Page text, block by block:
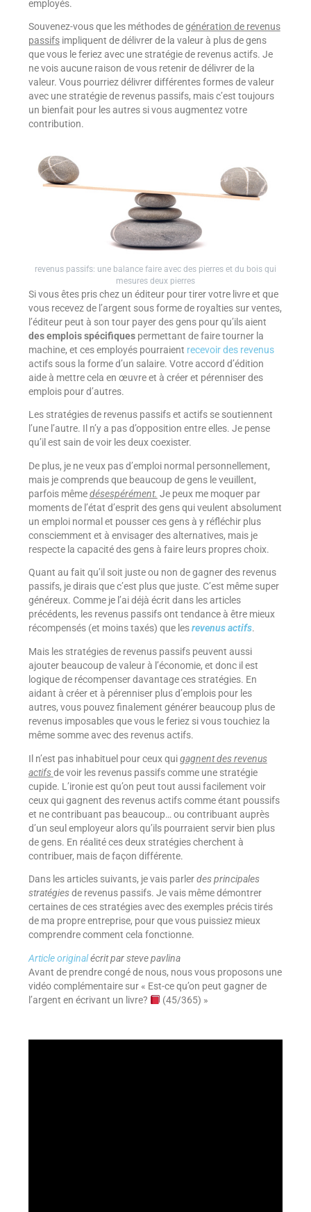
employés.
Souvenez-vous que les méthodes degénération de revenus
passifsimpliquent de délivrer de la valeur à plus de gens
que vous le feriez avec une stratégie de revenus actifs. Je
ne vois aucune raison de vous retenir de délivrer de la
valeur. Vous pourriez délivrer différentes formes de valeur
avec une stratégie de revenus passifs, mais c’est toujours
un bienfait pour les autres si vous augmentez votre
contribution.
revenus passifs: une balance faire avec des pierres et du bois qui
mesures deux pierres
Si vous êtes pris chez un éditeur pour tirer votre livre et que
vous recevez de l’argent sous forme de royalties sur ventes,
l’éditeur peut à son tour payer des gens pour qu’ils aient
des emplois spécifiquespermettant de faire tourner la
machine, et ces employés pourraient recevoir des revenus
actifs sous la forme d’un salaire. Votre accord d’édition
aide à mettre cela en œuvre et à créer et pérenniser des
emplois pour d’autres.
Les stratégies de revenus passifs et actifs se soutiennent
l’une l’autre. Il n’y a pas d’opposition entre elles. Je pense
qu’il est sain de voir les deux coexister.
De plus, je ne veux pas d’emploi normal personnellement,
mais je comprends que beaucoup de gens le veuillent,
parfois mêmedésespérément. Je peux me moquer par
moments de l’état d’esprit des gens qui veulent absolument
un emploi normal et pousser ces gens à y réfléchir plus
consciemment et à envisager des alternatives, mais je
respecte la capacité des gens à faire leurs propres choix.
Quant au fait qu’il soit juste ou non de gagner des revenus
passifs, je dirais que c’est plus que juste. C’est même super
généreux. Comme je l’ai déjà écrit dans les articles
précédents, les revenus passifs ont tendance à être mieux
récompensés (et moins taxés) que lesrevenus actifs.
Mais les stratégies de revenus passifs peuvent aussi
ajouter beaucoup de valeur à l’économie, et donc il est
logique de récompenser davantage ces stratégies. En
aidant à créer et à pérenniser plus d’emplois pour les
autres, vous pouvez finalement générer beaucoup plus de
revenus imposables que vous le feriez si vous touchiez la
même somme avec des revenus actifs.
Il n’est pas inhabituel pour ceux quigagnent des revenus
actifs de voir les revenus passifs comme une stratégie
cupide. L’ironie est qu’on peut tout aussi facilement voir
ceux qui gagnent des revenus actifs comme étant poussifs
et ne contribuant pas beaucoup… ou contribuant auprès
d’un seul employeur alors qu’ils pourraient servir bien plus
de gens. En réalité ces deux stratégies cherchent à
contribuer, mais de façon différente.
Dans les articles suivants, je vais parlerdes principales
stratégiesde revenus passifs. Je vais même démontrer
certaines de ces stratégies avec des exemples précis tirés
de ma propre entreprise, pour que vous puissiez mieux
comprendre comment cela fonctionne.
Article originalécrit par steve pavlina
Avant de prendre congé de nous, nous vous proposons une
vidéo complémentaire sur « Est-ce qu’on peut gagner de
l’argent en écrivant un livre?
(45/365) »